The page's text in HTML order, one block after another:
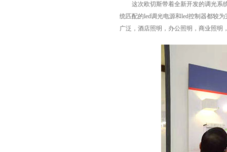
这次欧切斯带着全新开发的调光系统
统匹配的led调光电源和led控制器都较
广泛，酒店照明，办公照明，商业照明